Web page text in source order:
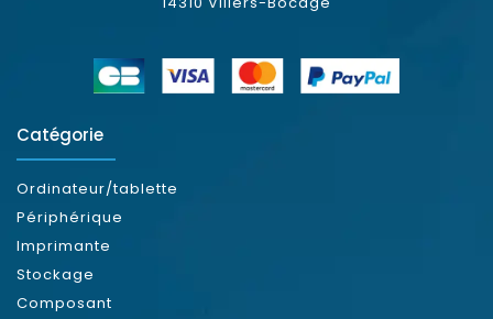
Catégorie
Ordinateur/tablette
Périphérique
Imprimante
Stockage
Composant